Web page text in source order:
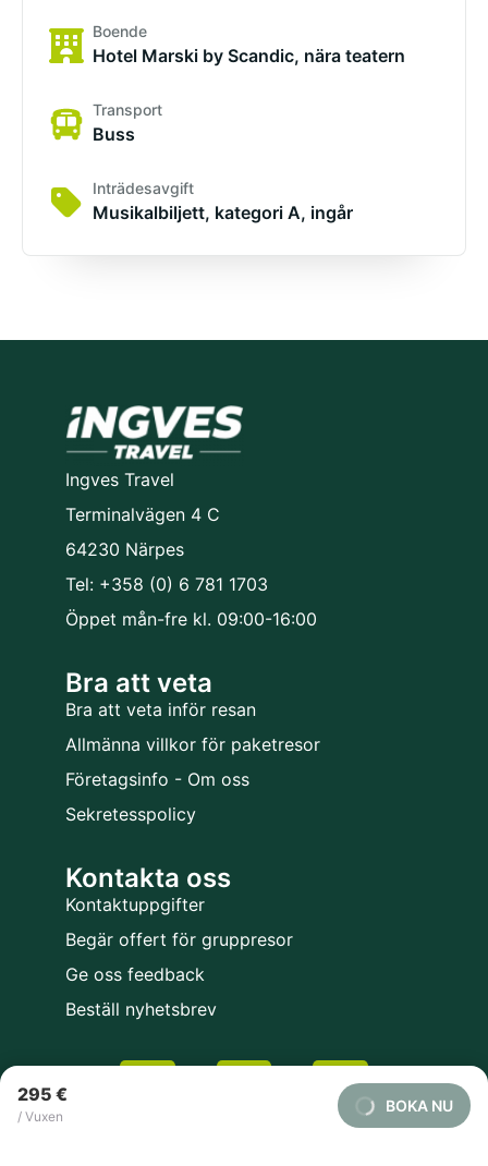
295 €
/ Vuxen
BOKA NU
Boende
Hotel Marski by Scandic, nära teatern
Transport
Buss
Inträdesavgift
Musikalbiljett, kategori A, ingår
Ingves Travel
Terminalvägen 4 C
64230 Närpes
Tel: +358 (0) 6 781 1703
Öppet mån-fre kl. 09:00-16:00
Bra att veta
Bra att veta inför resan
Allmänna villkor för paketresor
Företagsinfo - Om oss
Sekretesspolicy
Kontakta oss
Kontaktuppgifter
Begär offert för gruppresor
Ge oss feedback
Beställ nyhetsbrev